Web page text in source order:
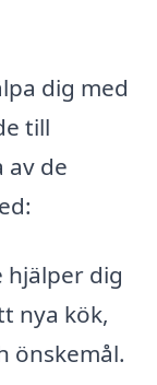
dig med
till
av de
hjälper dig
nya kök,
önskemål.